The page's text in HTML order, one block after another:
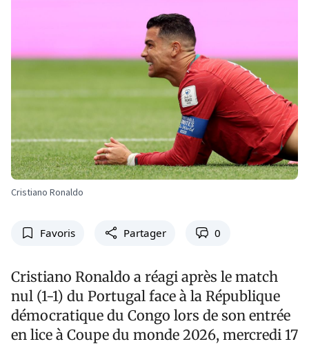
Cristiano Ronaldo
Favoris Partager 0
Cristiano Ronaldo a réagi après le match
nul (1-1) du Portugal face à la République
démocratique du Congo lors de son entrée
en lice à Coupe du monde 2026, mercredi 17